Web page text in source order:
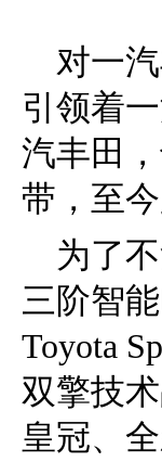
对一
引领着
汽丰田
带，至
为了
三阶智
Toyota
双擎技
皇冠、